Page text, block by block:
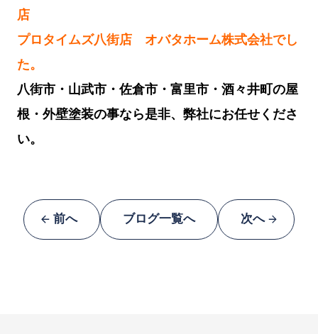
店
プロタイムズ八街店 オバタホーム株式会社でし
た。
八街市・山武市・佐倉市・富里市・酒々井町の屋
根・外壁塗装の事なら是非、弊社にお任せくださ
い。
前へ ブログ一覧へ 次へ